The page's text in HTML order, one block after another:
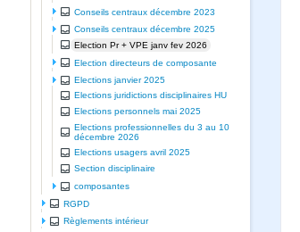
Conseils centraux décembre 2023
Conseils centraux décembre 2025
Election Pr + VPE janv fev 2026
Election directeurs de composante
Elections janvier 2025
Elections juridictions disciplinaires HU
Elections personnels mai 2025
Elections professionnelles du 3 au 10
décembre 2026
Elections usagers avril 2025
Section disciplinaire
composantes
RGPD
Règlements intérieur